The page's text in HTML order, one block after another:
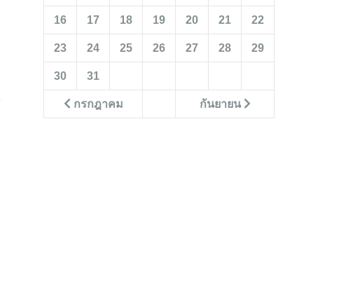
กรกฎาคม กันยายน
16 17 18 19 20 21 22
23 24 25 26 27 28 29
30 31